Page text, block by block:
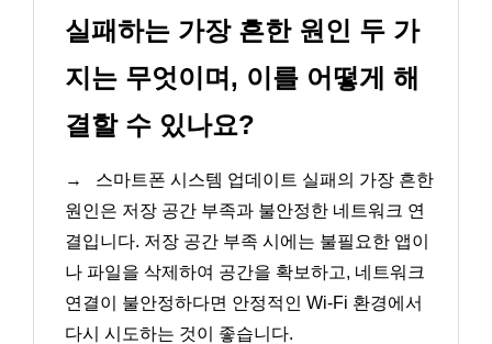
실패하는 가장 흔한 원인 두 가
지는 무엇이며, 이를 어떻게 해
결할 수 있나요?
→
스마트폰 시스템 업데이트 실패의 가장 흔한
원인은 저장 공간 부족과 불안정한 네트워크 연
결입니다. 저장 공간 부족 시에는 불필요한 앱이
나 파일을 삭제하여 공간을 확보하고, 네트워크
연결이 불안정하다면 안정적인 Wi-Fi 환경에서
다시 시도하는 것이 좋습니다.